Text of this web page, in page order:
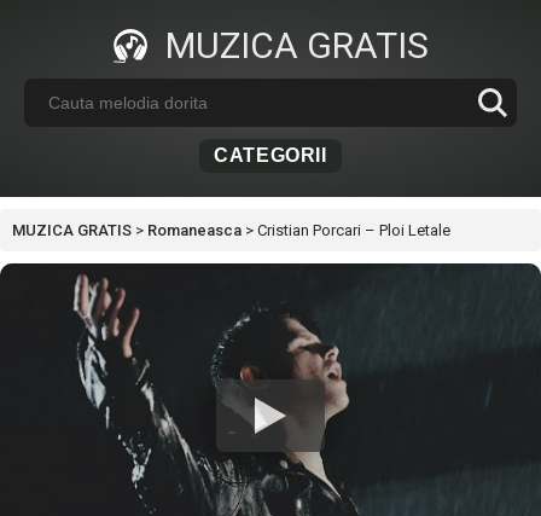
MUZICA GRATIS
CATEGORII
MUZICA GRATIS > Romaneasca > Cristian Porcari – Ploi Letale